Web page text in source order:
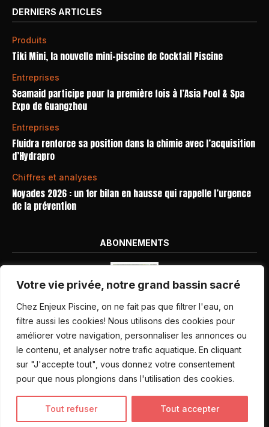
Votre vie privée, notre grand bassin sacré
Chez Enjeux Piscine, on ne fait pas que filtrer l'eau, on
filtre aussi les cookies! Nous utilisons des cookies pour
améliorer votre navigation, personnaliser les annonces ou
le contenu, et analyser notre trafic aquatique. En cliquant
sur "J'accepte tout", vous donnez votre consentement
pour que nous plongions dans l'utilisation des cookies.
Tout refuser Tout accepter
DERNIERS ARTICLES
Produits
Tiki Mini, la nouvelle mini-piscine de Cocktail Piscine
Entreprises
Seamaid participe pour la première fois à l’Asia Pool & Spa
Expo de Guangzhou
Entreprises
Fluidra renforce sa position dans la chimie avec l’acquisition
d’Hydrapro
Chiffres et analyses
Noyades 2026 : un 1er bilan en hausse qui rappelle l’urgence
de la prévention
ABONNEMENTS
Nos dernières parutions
Abonnement magazine
Inscription newsletter